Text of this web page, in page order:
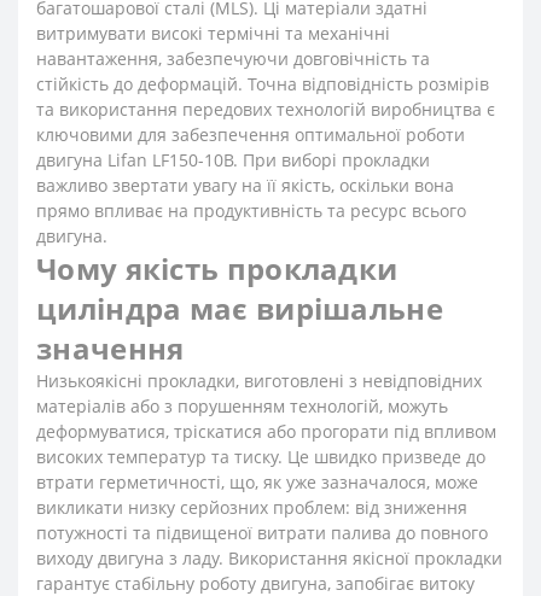
багатошарової сталі (MLS). Ці матеріали здатні
витримувати високі термічні та механічні
навантаження, забезпечуючи довговічність та
стійкість до деформацій. Точна відповідність розмірів
та використання передових технологій виробництва є
ключовими для забезпечення оптимальної роботи
двигуна Lifan LF150-10B. При виборі прокладки
важливо звертати увагу на її якість, оскільки вона
прямо впливає на продуктивність та ресурс всього
двигуна.
Чому якість прокладки
циліндра має вирішальне
значення
Низькоякісні прокладки, виготовлені з невідповідних
матеріалів або з порушенням технологій, можуть
деформуватися, тріскатися або прогорати під впливом
високих температур та тиску. Це швидко призведе до
втрати герметичності, що, як уже зазначалося, може
викликати низку серйозних проблем: від зниження
потужності та підвищеної витрати палива до повного
виходу двигуна з ладу. Використання якісної прокладки
гарантує стабільну роботу двигуна, запобігає витоку